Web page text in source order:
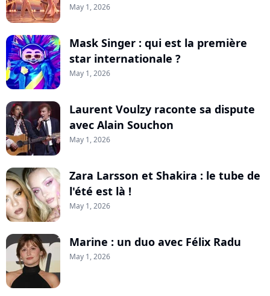
May 1, 2026
Mask Singer : qui est la première
star internationale ?
May 1, 2026
Laurent Voulzy raconte sa dispute
avec Alain Souchon
May 1, 2026
Zara Larsson et Shakira : le tube de
l'été est là !
May 1, 2026
Marine : un duo avec Félix Radu
May 1, 2026